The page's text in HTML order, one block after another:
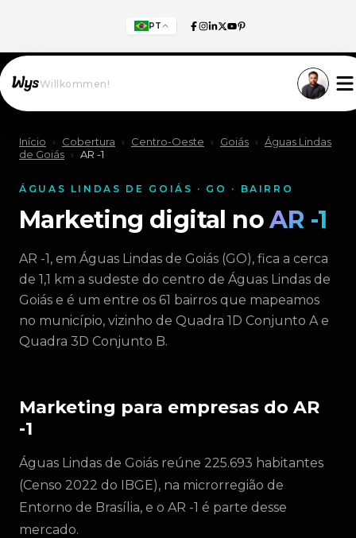
PT
Willkommen!
Início › Cobertura › Centro-Oeste › Goiás › Águas Lindas
de Goiás › AR -1
ÁGUAS LINDAS DE GOIÁS · GO · BAIRRO
Marketing digital noAR -1
AR -1, em Águas Lindas de Goiás (GO), fica a cerca
de 1,1 km a sudeste do centro de Águas Lindas de
Goiás e é um entre os 61 bairros que mapeamos
no município, vizinho de Quadra 1D Conjunto A e
Quadra 3D Conjunto B.
Marketing para empresas do AR
-1
Águas Lindas de Goiás reúne 225.693 habitantes
(Censo 2022 do IBGE), na microrregião de
Entorno de Brasília, e o AR -1 é parte desse
mercado.